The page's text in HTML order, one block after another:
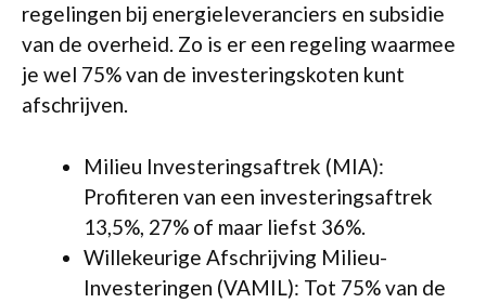
regelingen bij energieleveranciers en subsidie
van de overheid. Zo is er een regeling waarmee
je wel 75% van de investeringskoten kunt
afschrijven.
Milieu Investeringsaftrek (MIA):
Profiteren van een investeringsaftrek
13,5%, 27% of maar liefst 36%.
Willekeurige Afschrijving Milieu-
Investeringen (VAMIL): Tot 75% van de